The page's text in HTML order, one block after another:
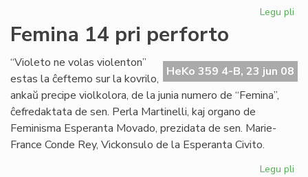
Legu pli
nia
Femina 14 pri perforto
HeKo 359 4-B, 23 jun 08
“Violeto ne volas violenton”
estas la ĉeftemo sur la kovrilo,
ankaŭ precipe violkolora, de la junia numero de “Femina”,
ĉefredaktata de sen. Perla Martinelli, kaj organo de
Feminisma Esperanta Movado, prezidata de sen. Marie-
France Conde Rey, Vickonsulo de la Esperanta Civito.
Legu pli